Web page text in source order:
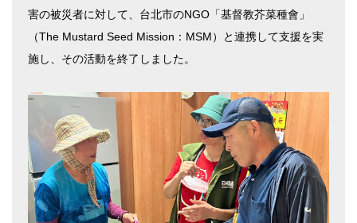
害の被災者に対して、台北市のNGO「基督教芥菜種會」
（The Mustard Seed Mission：MSM）と連携して支援を実
施し、その活動を終了しました。